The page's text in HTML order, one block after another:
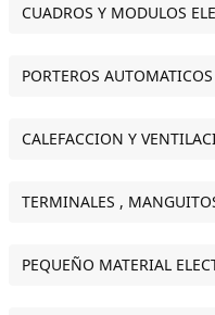
CUADROS Y MODULOS
PORTEROS
CALEFACCION Y
TERMINALES ,
PEQUEÑO MATERIAL